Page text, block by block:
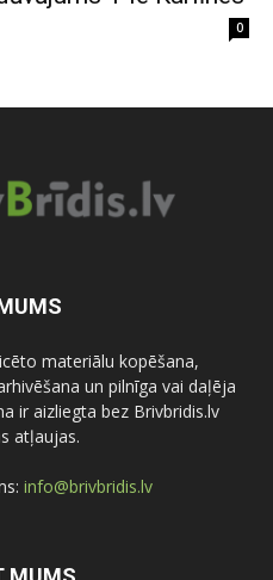
0
materiālu kopēšana,
un pilnīga vai daļēja
ir aizliegta bez Brivbridis.lv
atļaujas.
info@brivbridis.lv